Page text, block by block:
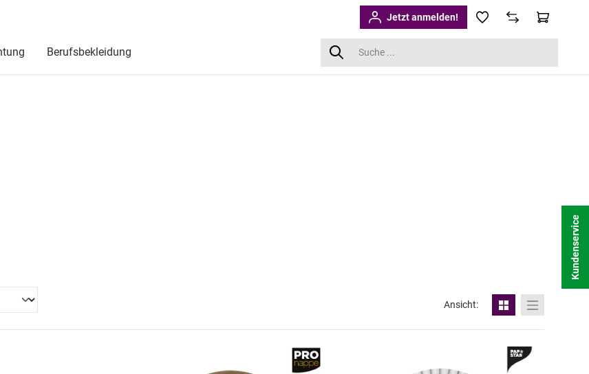
Jetzt anmelden!
Berufsbekleidung
Ansicht:
Kundenservice